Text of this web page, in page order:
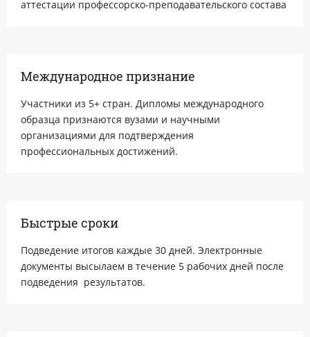
аттестации профессорско-преподавательского состава
Международное признание
Участники из 5+ стран. Дипломы международного
образца признаются вузами и научными
организациями для подтверждения
профессиональных достижений.
Быстрые сроки
Подведение итогов каждые 30 дней. Электронные
документы высылаем в течение 5 рабочих дней после
подведения результатов.